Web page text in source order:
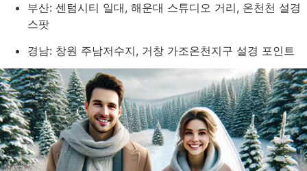
부산: 센텀시티 일대, 해운대 스튜디오 거리, 온천천 설경
스팟
경남: 창원 주남저수지, 거창 가조온천지구 설경 포인트